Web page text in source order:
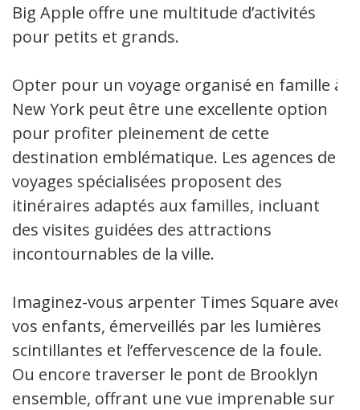
Big Apple offre une multitude d’activités
pour petits et grands.
Opter pour un voyage organisé en famille à
New York peut être une excellente option
pour profiter pleinement de cette
destination emblématique. Les agences de
voyages spécialisées proposent des
itinéraires adaptés aux familles, incluant
des visites guidées des attractions
incontournables de la ville.
Imaginez-vous arpenter Times Square avec
vos enfants, émerveillés par les lumières
scintillantes et l’effervescence de la foule.
Ou encore traverser le pont de Brooklyn
ensemble, offrant une vue imprenable sur